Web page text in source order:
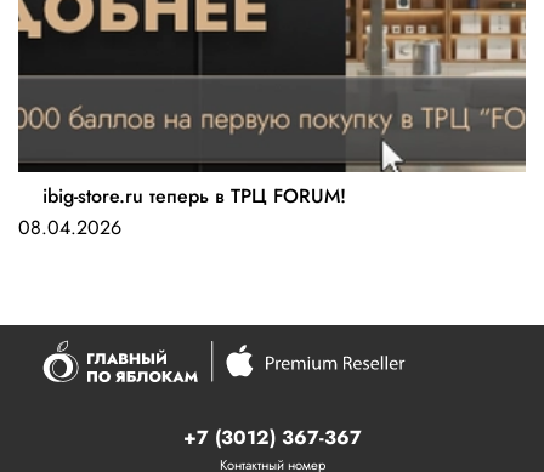
ibig-store.ru теперь в ТРЦ FORUM!
08.04.2026
+7 (3012) 367-367
Контактный номер